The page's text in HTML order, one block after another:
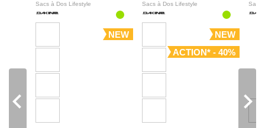
Sacs à Dos Lifestyle
NEW
Sacs à Dos Lifestyle
NEW
ACTION* - 40%
Sacs
navigate_before navigate_next